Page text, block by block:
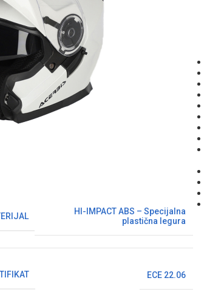
HI-IMPACT ABS – Specijalna
plastična legura
ECE 22.06